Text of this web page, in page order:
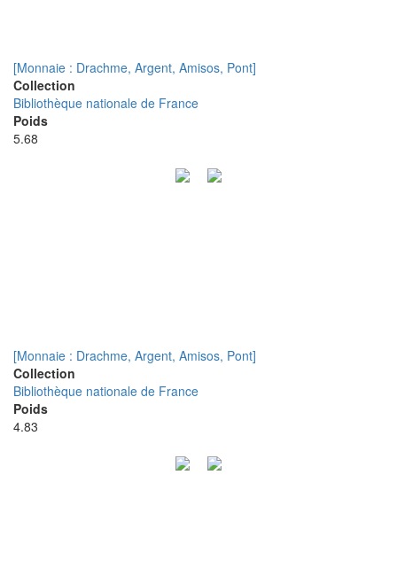
[Monnaie : Drachme, Argent, Amisos, Pont]
Collection
Bibliothèque nationale de France
Poids
5.68
[Monnaie : Drachme, Argent, Amisos, Pont]
Collection
Bibliothèque nationale de France
Poids
4.83